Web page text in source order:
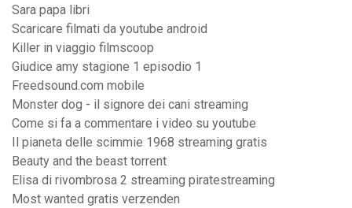
Sara papa libri
Scaricare filmati da youtube android
Killer in viaggio filmscoop
Giudice amy stagione 1 episodio 1
Freedsound.com mobile
Monster dog - il signore dei cani streaming
Come si fa a commentare i video su youtube
Il pianeta delle scimmie 1968 streaming gratis
Beauty and the beast torrent
Elisa di rivombrosa 2 streaming piratestreaming
Most wanted gratis verzenden